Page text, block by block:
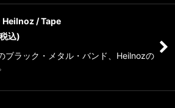
/ Tape
込)
ブラック・メタル・バンド、Heilnozの